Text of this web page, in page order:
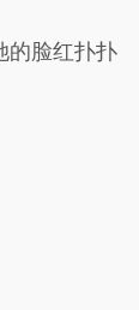
的脸红扑扑